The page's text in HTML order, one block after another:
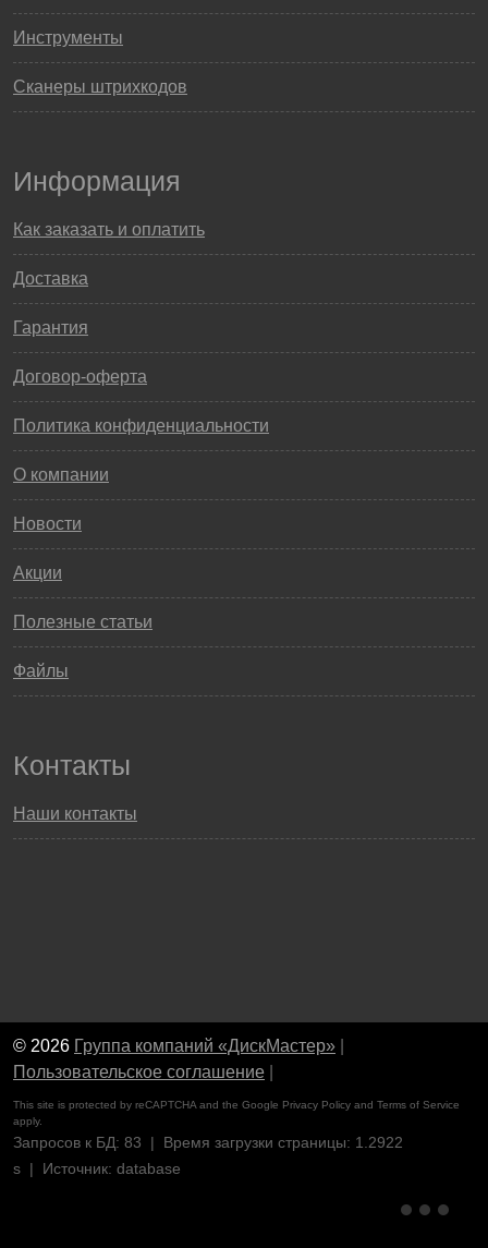
Инструменты
Сканеры штрихкодов
Информация
Как заказать и оплатить
Доставка
Гарантия
Договор-оферта
Политика конфиденциальности
О компании
Новости
Акции
Полезные статьи
Файлы
Контакты
Наши контакты
© 2026 Группа компаний «ДискМастер»
Пользовательское соглашение
This site is protected by reCAPTCHA and the Google Privacy Policy and Terms of Service
apply.
Запросов к БД: 83 | Время загрузки страницы: 1.2922
s | Источник: database